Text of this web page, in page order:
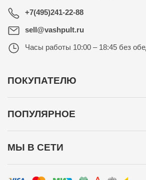
+7(495)241-22-88
sell@vashpult.ru
Часы работы 10:00 – 18:45 без
ПОКУПАТЕЛЮ
ПОПУЛЯРНОЕ
МЫ В СЕТИ